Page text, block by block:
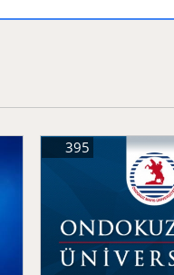
395